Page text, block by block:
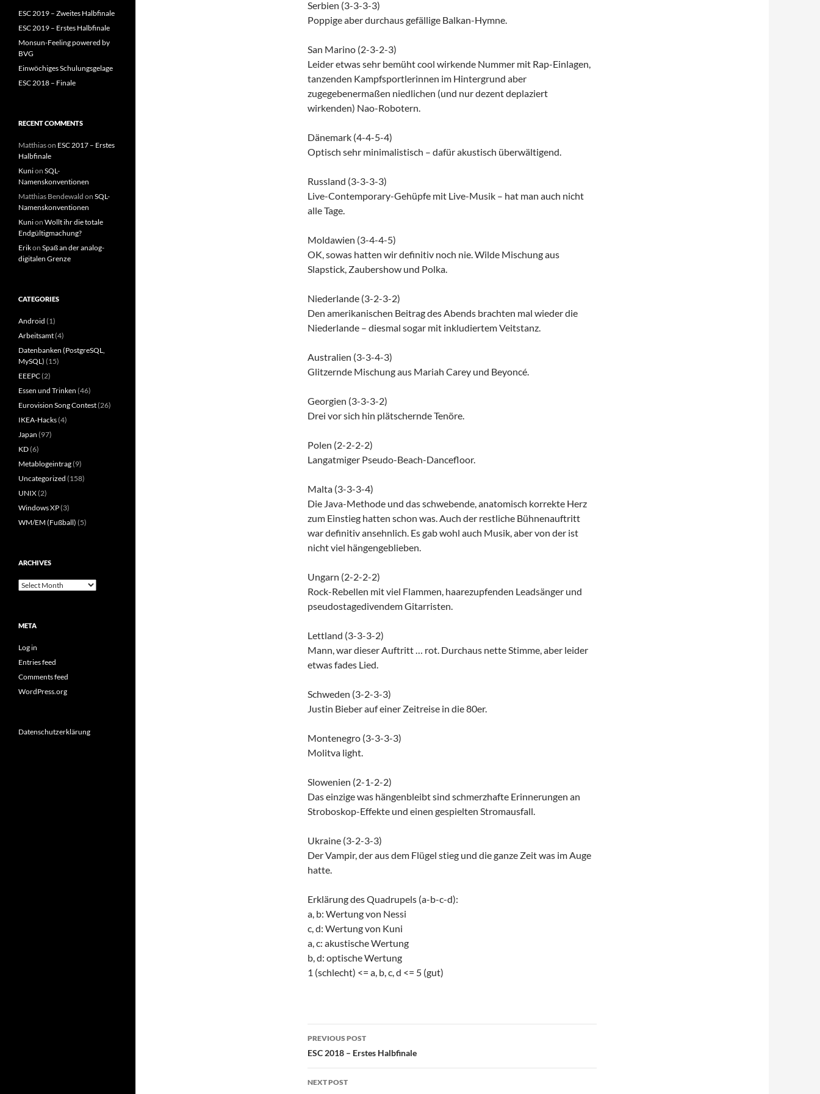
Serbien (3-3-3-3)
Poppige aber durchaus gefällige Balkan-Hymne.
San Marino (2-3-2-3)
Leider etwas sehr bemüht cool wirkende Nummer mit Rap-Einlagen,
tanzenden Kampfsportlerinnen im Hintergrund aber
zugegebenermaßen niedlichen (und nur dezent deplaziert
wirkenden) Nao-Robotern.
Dänemark (4-4-5-4)
Optisch sehr minimalistisch – dafür akustisch überwältigend.
Russland (3-3-3-3)
Live-Contemporary-Gehüpfe mit Live-Musik – hat man auch nicht
alle Tage.
Moldawien (3-4-4-5)
OK, sowas hatten wir definitiv noch nie. Wilde Mischung aus
Slapstick, Zaubershow und Polka.
Niederlande (3-2-3-2)
Den amerikanischen Beitrag des Abends brachten mal wieder die
Niederlande – diesmal sogar mit inkludiertem Veitstanz.
Australien (3-3-4-3)
Glitzernde Mischung aus Mariah Carey und Beyoncé.
Georgien (3-3-3-2)
Drei vor sich hin plätschernde Tenöre.
Polen (2-2-2-2)
Langatmiger Pseudo-Beach-Dancefloor.
Malta (3-3-3-4)
Die Java-Methode und das schwebende, anatomisch korrekte Herz
zum Einstieg hatten schon was. Auch der restliche Bühnenauftritt
war definitiv ansehnlich. Es gab wohl auch Musik, aber von der ist
nicht viel hängengeblieben.
Ungarn (2-2-2-2)
Rock-Rebellen mit viel Flammen, haarezupfenden Leadsänger und
pseudostagedivendem Gitarristen.
Lettland (3-3-3-2)
Mann, war dieser Auftritt … rot. Durchaus nette Stimme, aber leider
etwas fades Lied.
Schweden (3-2-3-3)
Justin Bieber auf einer Zeitreise in die 80er.
Montenegro (3-3-3-3)
Molitva light.
Slowenien (2-1-2-2)
Das einzige was hängenbleibt sind schmerzhafte Erinnerungen an
Stroboskop-Effekte und einen gespielten Stromausfall.
Ukraine (3-2-3-3)
Der Vampir, der aus dem Flügel stieg und die ganze Zeit was im Auge
hatte.
Erklärung des Quadrupels (a-b-c-d):
a, b: Wertung von Nessi
c, d: Wertung von Kuni
a, c: akustische Wertung
b, d: optische Wertung
1 (schlecht) <= a, b, c, d <= 5 (gut)
Post
navigation
PREVIOUS POST
ESC 2018 – Erstes Halbfinale
NEXT POST
ESC 2019 – Zweites Halbfinale
ESC 2019 – Erstes Halbfinale
Monsun-Feeling powered by
BVG
Einwöchiges Schulungsgelage
ESC 2018 – Finale
RECENT COMMENTS
Matthiason ESC 2017 – Erstes
Halbfinale
Kunion SQL-
Namenskonventionen
Matthias Bendewald on SQL-
Namenskonventionen
Kunion Wollt ihr die totale
Endgültigmachung?
Erikon Spaß an der analog-
digitalen Grenze
CATEGORIES
Android (1)
Arbeitsamt(4)
Datenbanken (PostgreSQL,
MySQL) (15)
EEEPC(2)
Essen und Trinken (46)
Eurovision Song Contest(26)
IKEA-Hacks(4)
Japan (97)
KD(6)
Metablogeintrag(9)
Uncategorized (158)
UNIX(2)
Windows XP(3)
WM/EM (Fußball) (5)
ARCHIVES
Archives
META
Log in
Entries feed
Comments feed
WordPress.org
Datenschutzerklärung